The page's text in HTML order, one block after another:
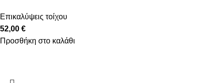
Επικαλύψεις τοίχου
52,00 €
Προσθήκη στο καλάθι